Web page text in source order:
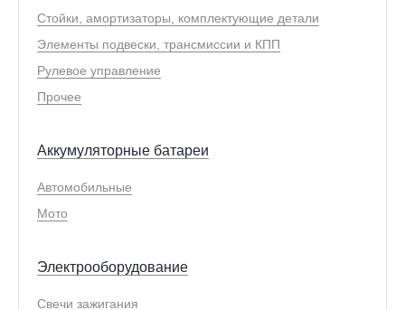
Стойки, амортизаторы, комплектующие детали
Элементы подвески, трансмиссии и КПП
Рулевое управление
Прочее
Аккумуляторные батареи
Автомобильные
Мото
Электрооборудование
Свечи зажигания